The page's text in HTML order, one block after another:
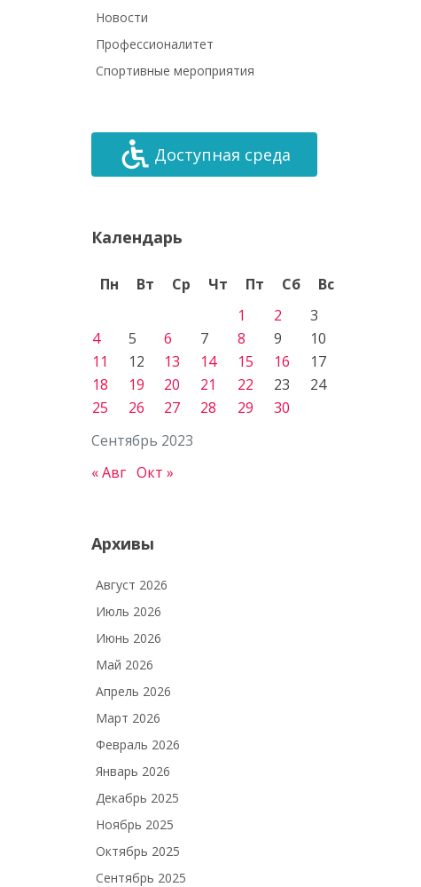
Новости
Профессионалитет
Спортивные мероприятия
Доступная среда
Календарь
Сентябрь 2023
Пн Вт Ср Чт Пт Сб
Вс
1
2
3
4
5 6 7 8 9
10
11
12 13 14 15 16
17
18
19 20 21 22 23
24
25
26 27 28 29 30
« Авг Окт »
Архивы
Август 2026
Июль 2026
Июнь 2026
Май 2026
Апрель 2026
Март 2026
Февраль 2026
Январь 2026
Декабрь 2025
Ноябрь 2025
Октябрь 2025
Сентябрь 2025